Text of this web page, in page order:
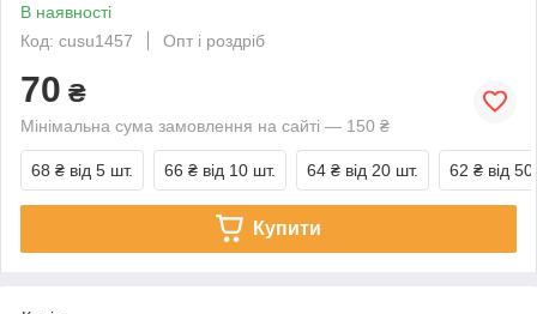
В наявності
Код: cusu1457
Опт і роздріб
70 ₴
Мінімальна сума замовлення на сайті — 150 ₴
68 ₴ від 5 шт. 66 ₴ від 10 шт. 64 ₴ від 20 шт. 62 ₴ від
Купити